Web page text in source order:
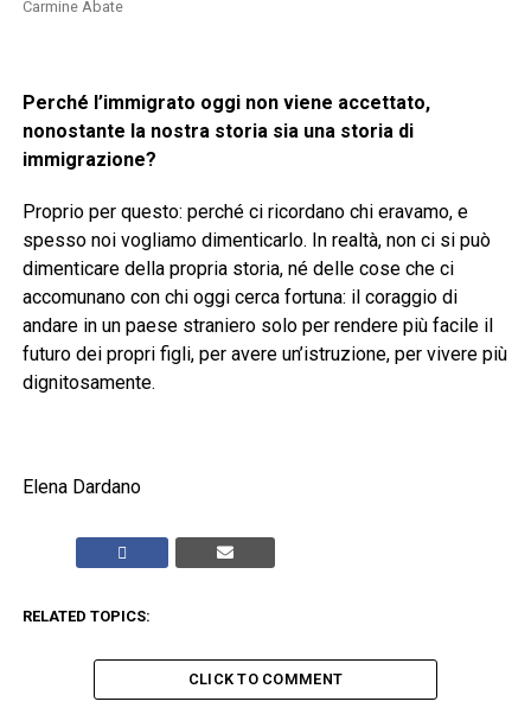
Carmine Abate
Perché l’immigrato oggi non viene accettato,
nonostante la nostra storia sia una storia di
immigrazione?
Proprio per questo: perché ci ricordano chi eravamo, e
spesso noi vogliamo dimenticarlo. In realtà, non ci si può
dimenticare della propria storia, né delle cose che ci
accomunano con chi oggi cerca fortuna: il coraggio di
andare in un paese straniero solo per rendere più facile il
futuro dei propri figli, per avere un’istruzione, per vivere più
dignitosamente.
Elena Dardano
RELATED TOPICS:
CLICK TO COMMENT